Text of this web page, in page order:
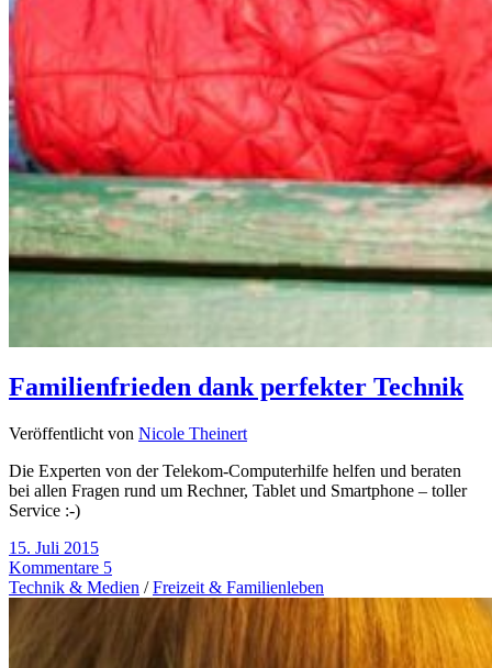
Familienfrieden dank perfekter Technik
Veröffentlicht von Nicole Theinert
Die Experten von der Telekom-Computerhilfe helfen und beraten
bei allen Fragen rund um Rechner, Tablet und Smartphone – toller
Service :-)
15. Juli 2015
Kommentare 5
Technik & Medien /Freizeit & Familienleben